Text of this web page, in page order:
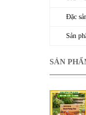
Đặc
Sản
SẢN